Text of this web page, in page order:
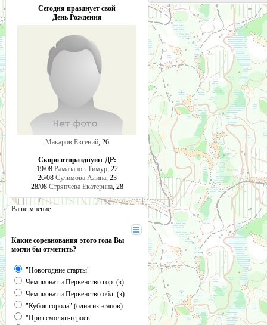
Сегодня празднует свой
День Рождения
Макаров Евгений, 26
Скоро отпразднуют ДР:
19/08 Рамазанов Тимур, 22
26/08 Сулимова Алина, 23
28/08 Стряпчева Екатерина, 28
Ваше мнение
Какие соревнования этого года Вы
могли бы отметить?
"Новогодние старты"
Чемпионат и Первенство гор. (з)
Чемпионат и Первенство обл. (з)
"Кубок города" (один из этапов)
"Приз смолян-героев"